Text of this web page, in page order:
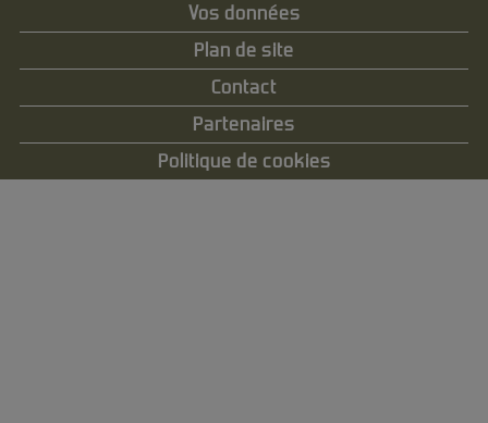
Vos données
Plan de site
Contact
Partenaires
Politique de cookies